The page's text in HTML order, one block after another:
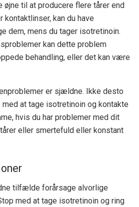
øjne til at producere flere tårer end
kontaktlinser, kan du have
dem, mens du tager isotretinoin.
kan dette problem
behandling, eller det kan være
er sjældne. Ikke desto
at tage isotretinoin og kontakte
hvis du har problemer med dit
eller smertefuld eller konstant
tilfælde forårsage alvorlige
med at tage isotretinoin og ring